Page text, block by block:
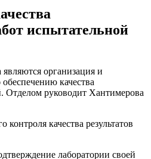
испытательной
организация и
качества
Отделом руководит Хантимерова
качества результатов
лаборатории своей